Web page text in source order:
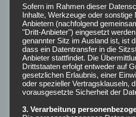
Prestigeduell gegen England traf
zum 1:0-Sieg.
Neben seiner
seinen Sprüchen schwierig, einen
Glück gibt es eine große Auswahl.
Redaktion wünscht alle Gute zum
Sofern im Rahmen dieser
Inhalte, Werkzeuge oder sonstige
Anbietern (nachfolgend
"Dritt-Anbieter") eingesetzt
genannter Sitz im Ausland ist, ist
dass ein Datentransfer in die
Anbieter stattfindet. Die
Drittstaaten erfolgt entweder auf
gesetzlichen Erlaubnis, einer
oder spezieller Vertragsklauseln,
vorausgesetzte Sicherheit der
3. Verarbeitung